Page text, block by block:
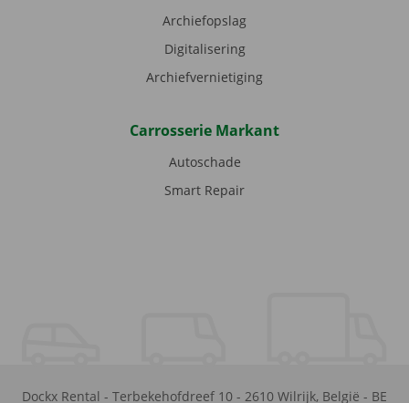
Archiefopslag
Digitalisering
Archiefvernietiging
Carrosserie Markant
Autoschade
Smart Repair
Dockx Rental - Terbekehofdreef 10 - 2610 Wilrijk, België - BE